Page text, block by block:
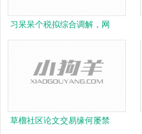
习呆呆个税拟综合调解，网
草榴社区论文交易缘何屡禁